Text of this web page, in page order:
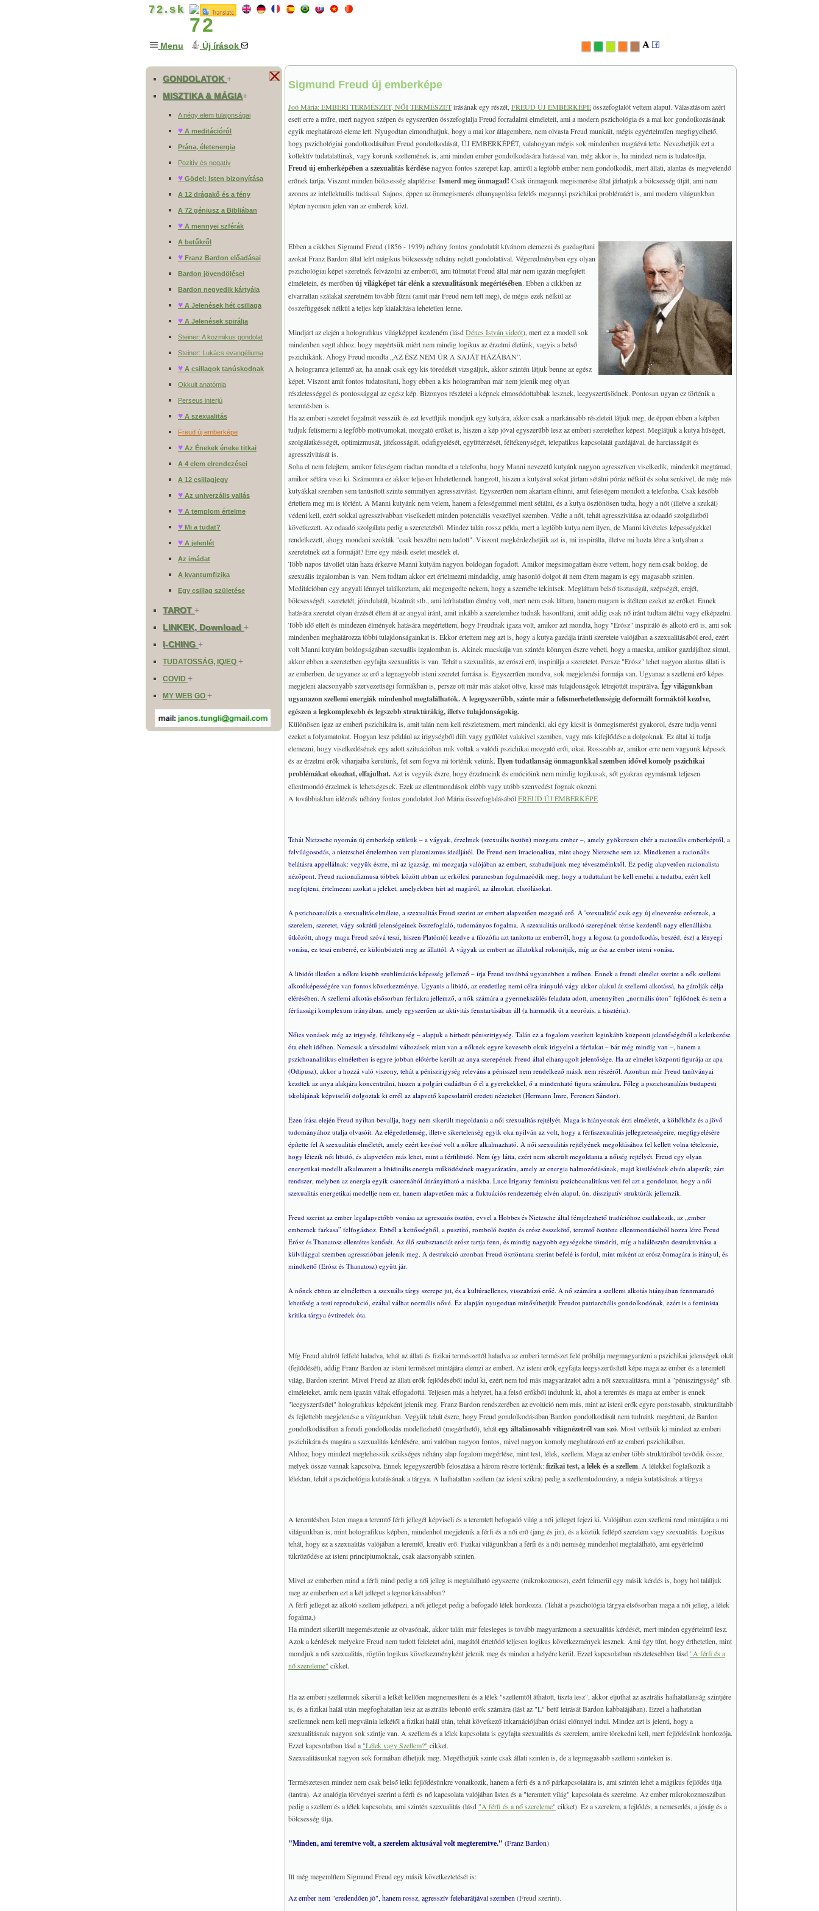
72.sk
Menu Új írások
GONDOLATOK +
MISZTIKA & MÁGIA+
A négy elem tulajonságai
♥ A meditációról
Prána, életenergia
Pozitív és negatív
♥ Gödel: Isten bizonyítása
A 12 drágakő és a fény
A 72 géniusz a Bibliában
♥ A mennyei szférák
A betűkről
♥ Franz Bardon előadásai
Bardon jövendölései
Bardon negyedik kártyája
♥ A Jelenések hét csillaga
♥ A Jelenések spirálja
Steiner: A kozmikus gondolat
Steiner: Lukács evangéliuma
♥ A csillagok tanúskodnak
Okkult anatómia
Perseus interjú
♥ A szexualitás
Freud új emberképe
♥ Az Énekek éneke titkai
A 4 elem elrendezései
A 12 csillagjegy
♥ Az univerzális vallás
♥ A templom értelme
♥ Mi a tudat?
♥ A jelenlét
Az imádat
A kvantumfizika
Egy csillag születése
TAROT+
LINKEK, Download +
I-CHING +
TUDATOSSÁG, IQ/EQ +
COVID +
MY WEB GO +
Sigmund Freud új emberképe
Joó Mária: EMBERI TERMÉSZET, NŐI TERMÉSZETírásának egy részét, FREUD ÚJ EMBERKÉPEösszefoglalót vettem alapul. Választásom azért
esett erre a műre, mert nagyon szépen és egyszerűen összefoglalja Freud forradalmi elméleteit, ami a modern pszichológia és a mai kor gondolkozásának
egyik meghatározó eleme lett. Nyugodtan elmondhatjuk, hogy a mai kor átlagembere, nem olvasta Freud munkáit, mégis egyértelműen megfigyelhető,
hogy pszichológiai gondolkodásában Freud gondolkodását, ÚJ EMBERKÉPÉT, valahogyan mégis sok mindenben magáévá tette. Nevezhetjük ezt a
kollektív tudatalattinak, vagy korunk szellemének is, ami minden ember gondolkodására hatással van, még akkor is, ha mindezt nem is tudatosítja.
Freud új emberképében a szexualitás kérdésenagyon fontos szerepet kap, amiről a legtöbb ember nem gondolkodik, mert állati, alantas és megvetendő
erőnek tartja. Viszont minden bölcsesség alaptézise:Ismerd meg önmagad! Csak önmagunk megismerése által járhatjuk a bölcsesség útját, ami nem
azonos az intellektuális tudással. Sajnos, éppen az önmegismerés elhanyagolása felelős megannyi pszichikai problémáért is, ami modern világunkban
lépten nyomon jelen van az emberek közt.
Ebben a cikkben Sigmund Freud (1856 - 1939) néhány fontos gondolatát kívánom elemezni és gazdagítani
azokat Franz Bardon által leírt mágikus bölcsesség néhány rejtett gondolatával. Végeredményben egy olyan
pszichológiai képet szeretnék felvázolni az emberről, ami túlmutat Freud által már nem igazán megfejtett
elméletein, és merőben új világképet tár elénk a szexualitásunk megértésében. Ebben a cikkben az
elvarratlan szálakat szeretném tovább fűzni (amit már Freud nem tett meg), de mégis ezek nélkül az
összefüggések nélkül a teljes kép kialakítása lehetetlen lenne.
Mindjárt az elején a holografikus világképpel kezdeném (lásdDénes István videót), mert ez a modell sok
mindenben segít ahhoz, hogy megértsük miért nem mindig logikus az érzelmi életünk, vagyis a belső
pszichikánk. Ahogy Freud mondta „AZ ÉSZ NEM ÚR A SAJÁT HÁZÁBAN”.
A hologramra jellemző az, ha annak csak egy kis töredékét vizsgáljuk, akkor szintén látjuk benne az egész
képet. Viszont amit fontos tudatosítani, hogy ebben a kis hologramban már nem jelenik meg olyan
részletességgel és pontossággal az egész kép. Bizonyos részletei a képnek elmosódottabbak lesznek, leegyszerűsödnek. Pontosan ugyan ez történik a
teremtésben is.
Ha az emberi szeretet fogalmát vesszük és ezt levetítjük mondjuk egy kutyára, akkor csak a markánsabb részleteit látjuk meg, de éppen ebben a képben
tudjuk felismerni a legfőbb motívumokat, mozgató erőket is, hiszen a kép jóval egyszerűbb lesz az emberi szeretethez képest. Meglátjuk a kutya hűségét,
szolgálatkésségét, optimizmusát, játékosságát, odafigyelését, együttérzését, féltékenységét, telepatikus kapcsolatát gazdájával, de harciasságát és
agresszivitását is.
Soha el nem felejtem, amikor feleségem riadtan mondta el a telefonba, hogy Manni nevezetű kutyánk nagyon agresszíven viselkedik, mindenkit megtámad,
amikor sétára viszi ki. Számomra ez akkor teljesen hihetetlennek hangzott, hiszen a kutyával sokat jártam sétálni póráz nélkül és soha senkivel, de még más
kutyákkal szemben sem tanúsított szinte semmilyen agresszivitást. Egyszerűen nem akartam elhinni, amit feleségem mondott a telefonba. Csak később
értettem meg mi is történt. A Manni kutyánk nem velem, hanem a feleségemmel ment sétálni, és a kutya ösztönösen tudta, hogy a nőt (illetve a szukát)
védeni kell, ezért sokkal agresszívabban viselkedett minden potenciális veszéllyel szemben. Védte a nőt, tehát agresszivitása az odaadó szolgálatból
következett. Az odaadó szolgálata pedig a szeretetéből. Mindez talán rossz példa, mert a legtöbb kutya nem ilyen, de Manni kivételes képességekkel
rendelkezett, ahogy mondani szokták "csak beszélni nem tudott". Viszont megkérdezhetjük azt is, mi inspirálta, illetve mi hozta létre a kutyában a
szeretetnek ezt a formáját? Erre egy másik esetet mesélek el.
Több napos távollét után haza érkezve Manni kutyám nagyon boldogan fogadott. Amikor megsimogattam észre vettem, hogy nem csak boldog, de
szexuális izgalomban is van. Nem tudtam akkor ezt értelmezni mindaddig, amíg hasonló dolgot át nem éltem magam is egy magasabb szinten.
Meditációban egy angyali lénnyel találkoztam, aki megengedte nekem, hogy a szemébe tekintsek. Megláttam belső tisztaságát, szépségét, erejét,
bölcsességét, szeretetét, jóindulatát, bizalmát stb., ami leírhatatlan élmény volt, mert nem csak láttam, hanem magam is átéltem ezeket az erőket. Ennek
hatására szeretet olyan érzését éltem át az angyal iránt, amit inkább a szerelemhez tudnák hasonlítani, amit addig csak nő iránt tudtam átélni vagy elképzelni.
Több idő eltelt és mindezen élmények hatására megértettem, hogy Freudnak igaza volt, amikor azt mondta, hogy "Erósz" inspiráló és alkotó erő is, ami sok
mindenben meghatározza többi tulajdonságainkat is. Ekkor értettem meg azt is, hogy a kutya gazdája iránti szeretete valójában a szexualitásából ered, ezért
volt Manni kutyám boldogságában szexuális izgalomban is. Akinek macskája van szintén könnyen észre veheti, hogy a macska, amikor gazdájához simul,
akkor ebben a szeretetben egyfajta szexualitás is van. Tehát a szexualitás, az erószi erő, inspirálja a szeretetet. Persze "Erósz" lehet nagyon alantas állati is
az emberben, de ugyanez az erő a legnagyobb isteni szeretet forrása is. Egyszerűen mondva, sok megjelenési formája van. Ugyanaz a szellemi erő képes
megjeleni alacsonyabb szervezettségi formákban is, persze ott már más alakot öltve, kissé más tulajdonságok létrejöttét inspirálva. Így világunkban
ugyanazon szellemi energiák mindenhol megtalálhatók. A legegyszerűbb, szinte már a felismerhetetlenségig deformált formáktól kezdve,
egészen a legkomplexebb és legszebb struktúrákig, illetve tulajdonságokig.
Különösen igaz az emberi pszichikára is, amit talán nem kell részleteznem, mert mindenki, aki egy kicsit is önmegismerést gyakorol, észre tudja venni
ezeket a folyamatokat. Hogyan lesz például az irigységből düh vagy gyűlölet valakivel szemben, vagy más kifejlődése a dolgoknak. Ez által ki tudja
elemezni, hogy viselkedésének egy adott szituációban mik voltak a valódi pszichikai mozgató erői, okai. Rosszabb az, amikor erre nem vagyunk képesek
és az érzelmi erők viharjaiba kerülünk, fel sem fogva mi történik velünk. Ilyen tudatlanság önmagunkkal szemben idővel komoly pszichikai
problémákat okozhat, elfajulhat. Azt is vegyük észre, hogy érzelmeink és emócióink nem mindig logikusak, sőt gyakran egymásnak teljesen
ellentmondó érzelmek is lehetségesek. Ezek az ellentmondások előbb vagy utóbb szenvedést fognak okozni.
A továbbiakban idéznék néhány fontos gondolatot Joó Mária összefoglalásábólFREUD ÚJ EMBERKÉPE
Tehát Nietzsche nyomán új emberkép születik – a vágyak, érzelmek (szexuális ösztön) mozgatta ember –, amely gyökeresen eltér a racionális emberképtől, a
felvilágosodás, a nietzschei értelemben vett platonizmus ideáljától. De Freud nem irracionalista, mint ahogy Nietzsche sem az. Mindketten a racionális
belátásra appellálnak: vegyük észre, mi az igazság, mi mozgatja valójában az embert, szabaduljunk meg téveszméinktől. Ez pedig alapvetően racionalista
nézőpont. Freud racionalizmusa többek között abban az erkölcsi parancsban fogalmazódik meg, hogy a tudattalant be kell emelni a tudatba, ezért kell
megfejteni, értelmezni azokat a jeleket, amelyekben hírt ad magáról, az álmokat, elszólásokat.
A pszichoanalízis a szexualitás elmélete, a szexualitás Freud szerint az embert alapvetően mozgató erő. A 'szexualitás' csak egy új elnevezése erósznak, a
szerelem, szeretet, vágy sokrétű jelenségeinek összefoglaló, tudományos fogalma. A szexualitás uralkodó szerepének tézise kezdettől nagy ellenállásba
ütközött, ahogy maga Freud szóvá teszi, hiszen Platóntól kezdve a filozófia azt tanította az emberről, hogy a logosz (a gondolkodás, beszéd, ész) a lényegi
vonása, ez teszi emberré, ez különbözteti meg az állattól. A vágyak az embert az állatokkal rokonítják, míg az ész az ember isteni vonása.
A libidót illetően a nőkre kisebb szublimációs képesség jellemző – írja Freud továbbá ugyanebben a műben. Ennek a freudi elmélet szerint a nők szellemi
alkotóképességére van fontos következménye. Ugyanis a libidó, az eredetileg nemi célra irányuló vágy akkor alakul át szellemi alkotássá, ha gátolják célja
elérésében. A szellemi alkotás elsősorban férfiakra jellemző, a nők számára a gyermekszülés feladata adott, amennyiben „normális úton” fejlődnek és nem a
férfiassági komplexum irányában, amely egyszerűen az aktivitás fenntartásában áll (a harmadik út a neurózis, a hisztéria).
Nőies vonások még az irigység, féltékenység – alapjuk a hírhedt péniszirigység. Talán ez a fogalom veszített leginkább központi jelentőségéből a keletkezése
óta eltelt időben. Nemcsak a társadalmi változások miatt van a nőknek egyre kevesebb okuk irigyelni a férfiakat – bár még mindig van –, hanem a
pszichoanalitikus elméletben is egyre jobban előtérbe került az anya szerepének Freud által elhanyagolt jelentősége. Ha az elmélet központi figurája az apa
(Ödipusz), akkor a hozzá való viszony, tehát a péniszirigység releváns a pénisszel nem rendelkező másik nem részéről. Azonban már Freud tanítványai
kezdtek az anya alakjára koncentrálni, hiszen a polgári családban ő él a gyerekekkel, ő a mindenható figura számukra. Főleg a pszichoanalízis budapesti
iskolájának képviselői dolgoztak ki erről az alapvető kapcsolatról eredeti nézeteket (Hermann Imre, Ferenczi Sándor).
Ezen írása elején Freud nyíltan bevallja, hogy nem sikerült megoldania a női szexualitás rejtélyét. Maga is hiányosnak érzi elméletét, a költőkhöz és a jövő
tudományához utalja olvasóit. Az elégedetlenség, illetve sikertelenség egyik oka nyilván az volt, hogy a férfiszexualitás jellegzetességeire, megfigyelésére
építette fel A szexualitás elméletét, amely ezért kevéssé volt a nőkre alkalmazható. A női szexualitás rejtélyének megoldásához fel kellett volna tételeznie,
hogy létezik női libidó, és alapvetően más lehet, mint a férfilibidó. Nem így látta, ezért nem sikerült megoldania a nőiség rejtélyét. Freud egy olyan
energetikai modellt alkalmazott a libidinális energia működésének magyarázatára, amely az energia halmozódásának, majd kisülésének elvén alapszik; zárt
rendszer, melyben az energia egyik csatornából átirányítható a másikba. Luce Irigaray feminista pszichoanalitikus veti fel azt a gondolatot, hogy a női
szexualitás energetikai modellje nem ez, hanem alapvetően más: a fluktuációs rendezettség elvén alapul, ún. disszipatív struktúrák jellemzik.
Freud szerint az ember legalapvetőbb vonása az agressziós ösztön, evvel a Hobbes és Nietzsche által fémjelezhető tradícióhoz csatlakozik, az „ember
embernek farkasa” felfogáshoz. Ebből a kettősségből, a pusztító, romboló ösztön és erósz összekötő, teremtő ösztöne ellentmondásából hozza létre Freud
Erósz és Thanatosz ellentétes kettősét. Az élő szubsztanciát erósz tartja fenn, és mindig nagyobb egységekbe tömöríti, míg a halálösztön destruktivitása a
külvilággal szemben agresszióban jelenik meg. A destrukció azonban Freud ösztöntana szerint befelé is fordul, mint miként az erósz önmagára is irányul, és
mindkettő (Erósz és Thanatosz) együtt jár.
A nőnek ebben az elméletben a szexuális tárgy szerepe jut, és a kultúraellenes, visszahúzó erőé. A nő számára a szellemi alkotás hiányában fennmaradó
lehetőség a testi reprodukció, ezáltal válhat normális nővé. Ez alapján nyugodtan minősíthetjük Freudot patriarchális gondolkodónak, ezért is a feminista
kritika tárgya évtizedek óta.
Míg Freud alulról felfelé haladva, tehát az állati és fizikai természettől haladva az emberi természet felé próbálja megmagyarázni a pszichikai jelenségek okát
(fejlődését), addig Franz Bardon az isteni természet mintájára elemzi az embert. Az isteni erők egyfajta leegyszerűsített képe maga az ember és a teremtett
világ, Bardon szerint. Mivel Freud az állati erők fejlődéséből indul ki, ezért nem tud más magyarázatot adni a női szexualitásra, mint a "péniszirigység" stb.
elméleteket, amik nem igazán váltak elfogadottá. Teljesen más a helyzet, ha a felső erőkből indulunk ki, ahol a teremtés és maga az ember is ennek
"leegyszerűsítet" holografikus képeként jelenik meg. Franz Bardon rendszerében az evolúció nem más, mint az isteni erők egyre ponstosabb, strukturáltabb
és fejlettebb megjelenése a világunkban. Vegyük tehát észre, hogy Freud gondolkodásában Bardon gondolkodását nem tudnánk megérteni, de Bardon
gondolkodásában a freudi gondolkodás modellezhető (megérthető), tehátegy általánosabb világnézetről van szó. Most vetítsük ki mindezt az emberi
pszichikára és magára a szexualitás kérdésére, ami valóban nagyon fontos, mivel nagyon komoly meghatározó erő az emberi pszichikában.
Ahhoz, hogy mindezt megtehessük szükséges néhány alap fogalom megértése, mint test, lélek, szellem. Maga az ember több struktúrából tevődik össze,
melyek össze vannak kapcsolva. Ennek legegyszerűbb felosztása a három részre történik:fizikai test, a lélek és a szellem. A lélekkel foglalkozik a
lélektan, tehát a pszichológia kutatásának a tárgya. A halhatatlan szellem (az isteni szikra) pedig a szellemtudomány, a mágia kutatásának a tárgya.
A teremtésben Isten maga a teremtő férfi jellegét képviseli és a teremtett befogadó világ a női jelleget fejezi ki. Valójában ezen szellemi rend mintájára a mi
világunkban is, mint holografikus képben, mindenhol megjelenik a férfi és a női erő (jang és jin), és a köztük fellépő szerelem vagy szexualitás. Logikus
tehát, hogy ez a szexualitás valójában a teremtő, kreatív erő. Fizikai világunkban a férfi és a női nemiség mindenhol megtalálható, ami egyértelmű
tükröződése az isteni princípiumoknak, csak alacsonyabb szinten.
Mivel az emberben mind a férfi mind pedig a női jelleg is megtalálható egyszerre (mikrokozmosz), ezért felmerül egy másik kérdés is, hogy hol találjuk
meg az emberben ezt a két jelleget a legmarkánsabban?
A férfi jelleget az alkotó szellem jelképezi, a női jelleget pedig a befogadó lélek hordozza. (Tehát a pszichológia tárgya elsősorban maga a női jelleg, a lélek
fogalma.)
Ha mindezt sikerült megemésztenie az olvasónak, akkor talán már felesleges is tovább magyaráznom a szexualitás kérdését, mert minden egyértelmű lesz.
Azok a kérdések melyekre Freud nem tudott feleletet adni, magától értetődő teljesen logikus következmények lesznek. Ami úgy tűnt, hogy érthetetlen, mint
mondjuk a női szexualitás, rögtön logikus következményként jelenik meg és minden a helyére kerül. Ezzel kapcsolatban részletesebben lásd "A férfi és a
nő szereleme" cikket.
Ha az emberi szellemnek sikerül a lelkét kellően megnemesíteni és a lélek "szellemtől áthatott, tiszta lesz", akkor eljuthat az asztrális halhatatlanság szintjére
is, és a fizikai halál után megfoghatatlan lesz az asztrális lebontó erők számára (lást az "L" betű leirását Bardon kabbalájában). Ezzel a halhatatlan
szellemnek nem kell megválnia lelkétől a fizikai halál után, tehát következő inkarnációjában óriási előnnyel indul. Mindez azt is jelenti, hogy a
szexualitásnak nagyon sok szintje van. A szellem és a lélek kapcsolata is egyfajta szexualitás és szerelem, amire törekedni kell, mert fejlődésünk hordozója.
Ezzel kapcsolatban lásd a "Lélek vagy Szellem?" cikket.
Szexualitásunkat nagyon sok formában élhetjük meg. Megélhetjük szinte csak állati szinten is, de a legmagasabb szellemi szinteken is.
Természetesen mindez nem csak belső lelki fejlődésünkre vonatkozik, hanem a férfi és a nő párkapcsolatára is, ami szintén lehet a mágikus fejlődés útja
(tantra). Az analógia törvényei szerint a férfi és nő kapcsolata valójában Isten és a "teremtett világ" kapcsolata és szerelme. Az ember mikrokozmoszában
pedig a szellem és a lélek kapcsolata, ami szintén szexualitás (lásd "A férfi és a nő szereleme" cikket). Ez a szerelem, a fejlődés, a nemesedés, a jóság és a
bölcsesség útja.
"Minden, ami teremtve volt, a szerelem aktusával volt megteremtve." (Franz Bardon)
Itt még megemlítem Sigmund Freud egy másik következtetését is:
Az ember nem "eredendően jó", hanem rossz, agresszív felebarátjával szemben (Freud szerint).